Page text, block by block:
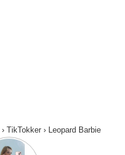
› TikTokker › Leopard Barbie